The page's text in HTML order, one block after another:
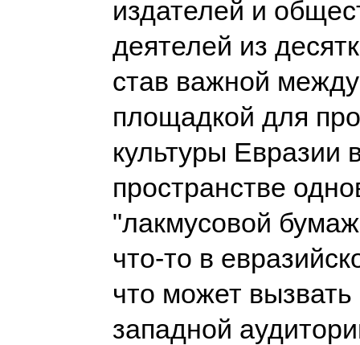
издателей и
деятелей из
став важной
площадкой для
культуры Евразии
пространстве
"лакмусовой
что-то в
что может вызвать
западной